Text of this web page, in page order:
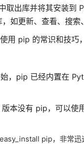
取出库并将其安装到
如更新、查看、搜索
用 pip 的常识和技巧
，pip 已经内置在
本没有 pip，可以使
pip，非常迅